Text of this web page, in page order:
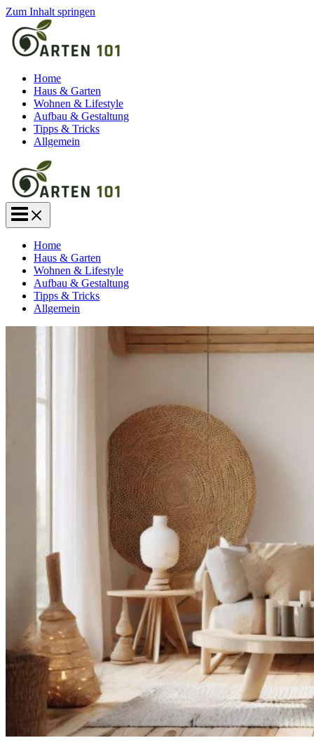
Zum Inhalt springen
Home
Haus & Garten
Wohnen & Lifestyle
Aufbau & Gestaltung
Tipps & Tricks
Allgemein
Home
Haus & Garten
Wohnen & Lifestyle
Aufbau & Gestaltung
Tipps & Tricks
Allgemein